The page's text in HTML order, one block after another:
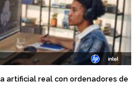
artificial real con ordenadores de